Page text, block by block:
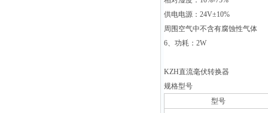
供电电源： 24V±10%
周围空气中不含有腐蚀性气体
6、功耗： 2W
KZH直流毫伏转换器
规格型号
型号